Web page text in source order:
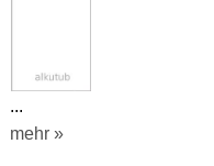
...
mehr »